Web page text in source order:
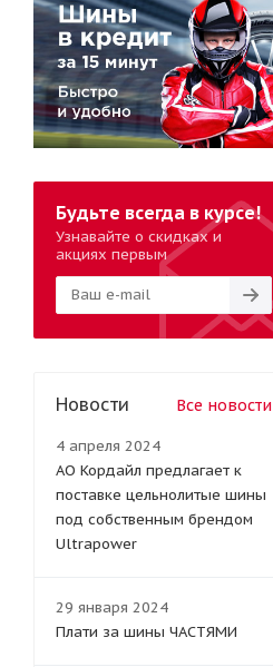
Будьте всегда в курсе!
Узнавайте о скидках и
акциях первым
Новости Все новости
4 апреля 2024
АО Кордайл предлагает к
поставке цельнолитые шины
под собственным брендом
Ultrapower
29 января 2024
Плати за шины ЧАСТЯМИ